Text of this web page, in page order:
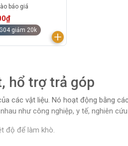
báo giá
giảm 20k
hổ trợ trả góp
các vật liệu. Nó hoạt động bằng
như công nghiệp, y tế, nghiên cứu
độ để làm khò.